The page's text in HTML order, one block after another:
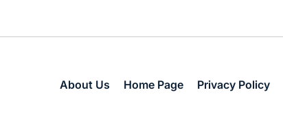
About Us Home Page Privacy Policy